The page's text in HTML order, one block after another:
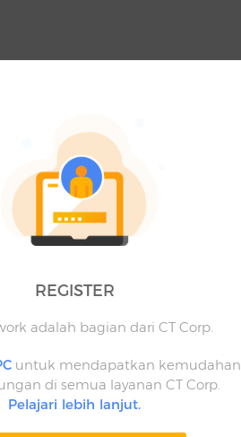
REGISTER
adalah bagian dari CT Corp.
untuk mendapatkan kemudahan
di semua layanan CT Corp.
Pelajari lebih lanjut.